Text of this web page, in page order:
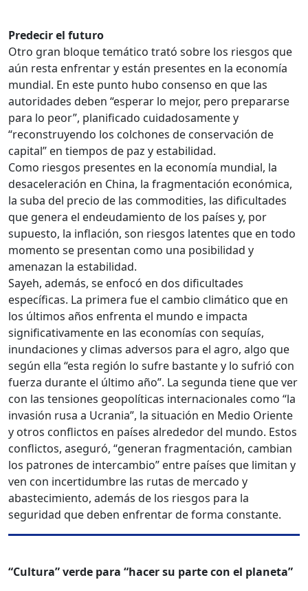
Predecir el futuro
Otro gran bloque temático trató sobre los riesgos que
aún resta enfrentar y están presentes en la economía
mundial. En este punto hubo consenso en que las
autoridades deben “esperar lo mejor, pero prepararse
para lo peor”, planificado cuidadosamente y
“reconstruyendo los colchones de conservación de
capital” en tiempos de paz y estabilidad.
Como riesgos presentes en la economía mundial, la
desaceleración en China, la fragmentación económica,
la suba del precio de las commodities, las dificultades
que genera el endeudamiento de los países y, por
supuesto, la inflación, son riesgos latentes que en todo
momento se presentan como una posibilidad y
amenazan la estabilidad.
Sayeh, además, se enfocó en dos dificultades
específicas. La primera fue el cambio climático que en
los últimos años enfrenta el mundo e impacta
significativamente en las economías con sequías,
inundaciones y climas adversos para el agro, algo que
según ella “esta región lo sufre bastante y lo sufrió con
fuerza durante el último año”. La segunda tiene que ver
con las tensiones geopolíticas internacionales como “la
invasión rusa a Ucrania”, la situación en Medio Oriente
y otros conflictos en países alrededor del mundo. Estos
conflictos, aseguró, “generan fragmentación, cambian
los patrones de intercambio” entre países que limitan y
ven con incertidumbre las rutas de mercado y
abastecimiento, además de los riesgos para la
seguridad que deben enfrentar de forma constante.
“Cultura” verde para “hacer su parte con el planeta”